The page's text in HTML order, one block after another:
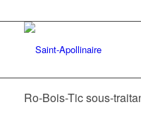
Ro-Bois-Tic sous-